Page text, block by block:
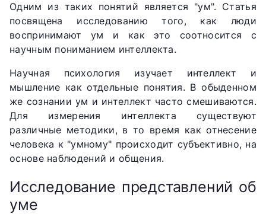
Одним из таких понятий является "ум". Статья
посвящена исследованию того, как люди
воспринимают ум и как это соотносится с
научным пониманием интеллекта.
Научная психология изучает интеллект и
мышление как отдельные понятия. В обыденном
же сознании ум и интеллект часто смешиваются.
Для измерения интеллекта существуют
различные методики, в то время как отнесение
человека к "умному" происходит субъективно, на
основе наблюдений и общения.
Исследование представлений об
уме